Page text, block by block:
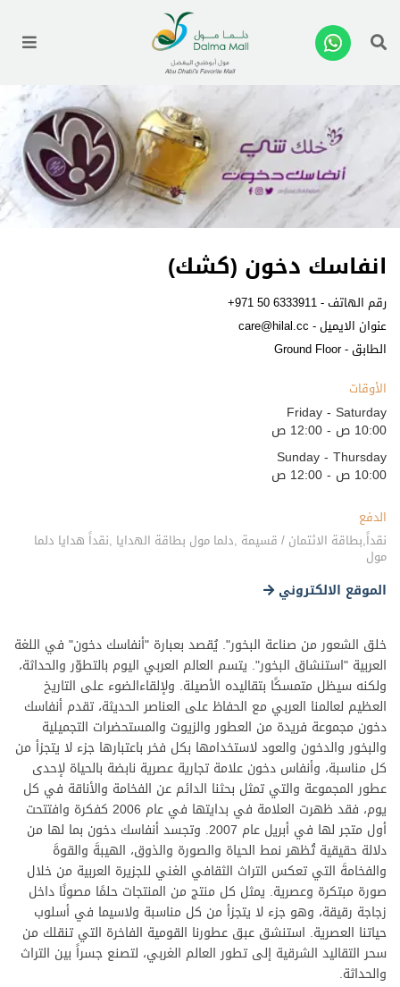
انفاسك دخون (كشك)
رقم الهاتف -+971 50 6333911
عنوان الايميل - care@hilal.cc
الطابق - Ground Floor
الأوقات
Friday - Saturday
10:00 ص - 12:00 ص
Sunday - Thursday
10:00 ص - 12:00 ص
الدفع
نقداً,بطاقة الائتمان / قسيمة ,دلما مول بطاقة الهدايا ,نقداً هدايا دلما
مول
الموقع الالكتروني
خلق الشعور من صناعة البخور". يُقصد بعبارة "أنفاسك دخون" في اللغة
العربية "استنشاق البخور". يتسم العالم العربي اليوم بالتطوّر والحداثة،
ولكنه سيظل متمسكًا بتقاليده الأصيلة. ولإلقاءالضوء على التاريخ
العظيم لعالمنا العربي مع الحفاظ على العناصر الحديثة، تقدم أنفاسك
دخون مجموعة فريدة من العطور والزيوت والمستحضرات التجميلية
والبخور والدخون والعود لاستخدامها بكل فخر باعتبارها جزء لا يتجزأ من
كل مناسبة، وأنفاس دخون علامة تجارية عصرية نابضة بالحياة لإحدى
عطور المجموعة والتي تمثل بحثنا الدائم عن الفخامة والأناقة في كل
يوم، فقد ظهرت العلامة في بدايتها في عام 2006 كفكرة وافتتحت
أول متجر لها في أبريل عام 2007. وتجسد أنفاسك دخون بما لها من
دلالة حقيقية تُظهر نمط الحياة والصورة والذوق، الهيبةَ والقوةَ
والفخامةَ التي تعكس التراث الثقافي الغني للجزيرة العربية من خلال
صورة مبتكرة وعصرية. يمثل كل منتج من المنتجات حلمًا مصونًا داخل
زجاجة رقيقة، وهو جزء لا يتجزأ من كل مناسبة ولاسيما في أسلوب
حياتنا العصرية. استنشق عبق عطورنا القومية الفاخرة التي تنقلك من
سحر التقاليد الشرقية إلى تطور العالم الغربي، لتصنع جسراً بين التراث
والحداثة.